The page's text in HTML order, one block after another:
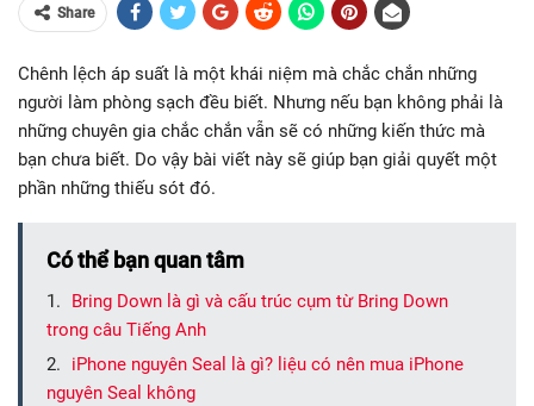
Share
Chênh lệch áp suất là một khái niệm mà chắc chắn những
người làm phòng sạch đều biết. Nhưng nếu bạn không phải là
những chuyên gia chắc chắn vẫn sẽ có những kiến thức mà
bạn chưa biết. Do vậy bài viết này sẽ giúp bạn giải quyết một
phần những thiếu sót đó.
Có thể bạn quan tâm
Bring Down là gì và cấu trúc cụm từ Bring Down
trong câu Tiếng Anh
iPhone nguyên Seal là gì? liệu có nên mua iPhone
nguyên Seal không